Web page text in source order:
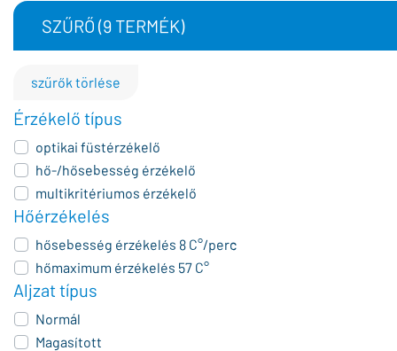
SZŰRŐ (9TERMÉK)
szűrők törlése
Érzékelő típus
optikai füstérzékelő
hő-/hősebesség érzékelő
multikritériumos érzékelő
Hőérzékelés
hősebesség érzékelés 8 C°/perc
hőmaximum érzékelés 57 C°
Aljzat típus
Normál
Magasított